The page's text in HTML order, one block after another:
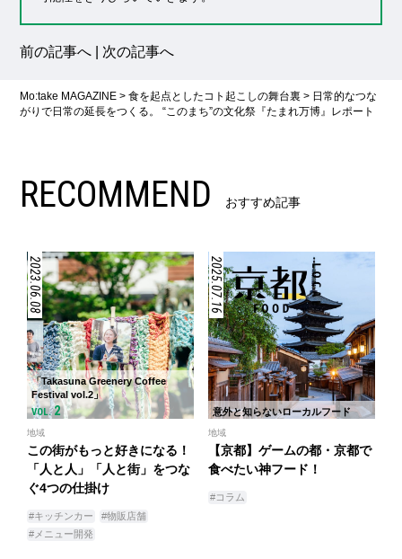
前の記事へ 次の記事へ
Mo:take MAGAZINE >食を起点としたコト起こしの舞台裏 > 日常的なつな
がりで日常の延長をつくる。 “このまち”の文化祭『たまれ万博』レポート
RECOMMEND おすすめ記事
2023.06.08
「Takasuna Greenery Coffee
Festival vol.2」
VOL.2
地域
この街がもっと好きになる！
「人と人」「人と街」をつな
ぐ4つの仕掛け
#キッチンカー
#物販店舗
#メニュー開発
2025.07.16
意外と知らないローカルフード
地域
【京都】ゲームの都・京都で
食べたい神フード！
#コラム